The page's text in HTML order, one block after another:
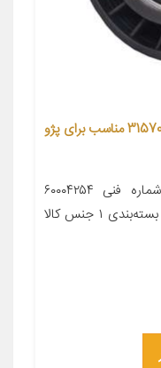
هرزگرد پایین تسمه دینام عظام کد 3157006 مناسب برای پژو
معرفی محصول جزئیات محصول شماره فنی ۶۰۰۰۴۲۵۴
مناسب برای خودرو پژو ۲۰۶ تعداد در بسته‌بندی ۱ جنس کالا